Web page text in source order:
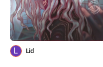
L Lid